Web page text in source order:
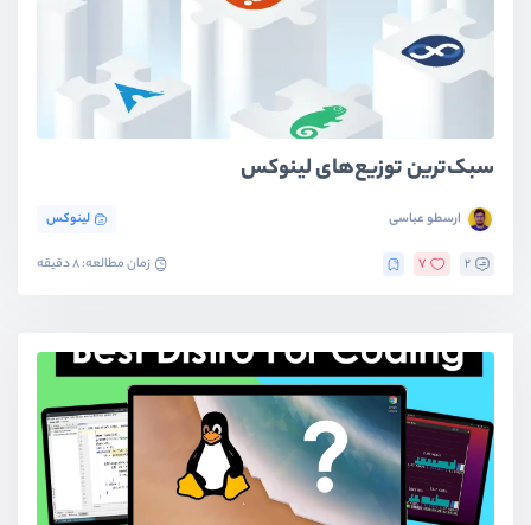
سبک‌ترین توزیع‌های لینوکس
ارسطو عباسی لینوکس
2
7 زمان مطالعه: 8 دقیقه